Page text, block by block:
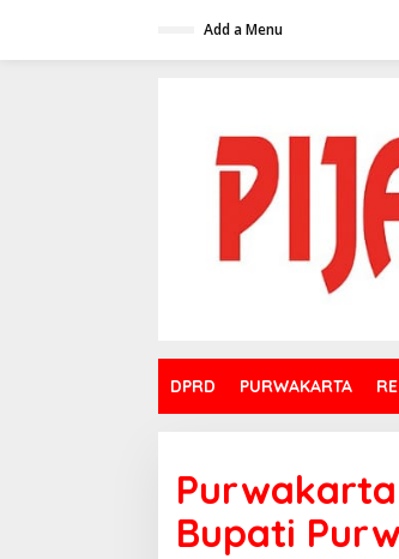
Add a Menu
DPRD PURWAKARTA
Bupati